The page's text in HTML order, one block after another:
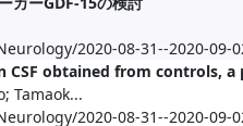
2020-08-31--2020-09-
obtained from controls,
Tamaok...
2020-08-31--2020-09-